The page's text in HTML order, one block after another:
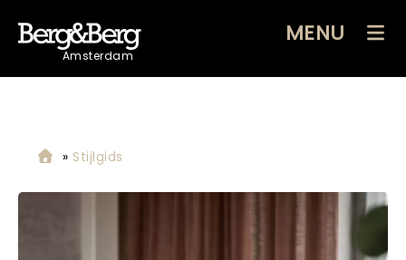
Amsterdam
MENU
» Stijlgids